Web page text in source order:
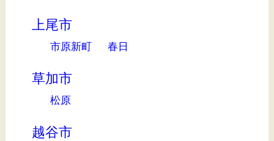
上尾市
市原新町 春日
草加市
松原
越谷市